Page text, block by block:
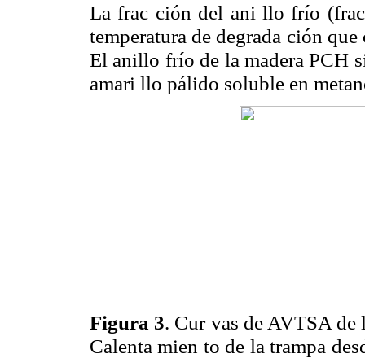
La frac ción del ani llo frío
temperatura de degrada ción
El anillo frío de la madera PCH
amari llo pálido soluble en
Figura 3. Cur vas de AVTSA de
Calenta mien to de la trampa